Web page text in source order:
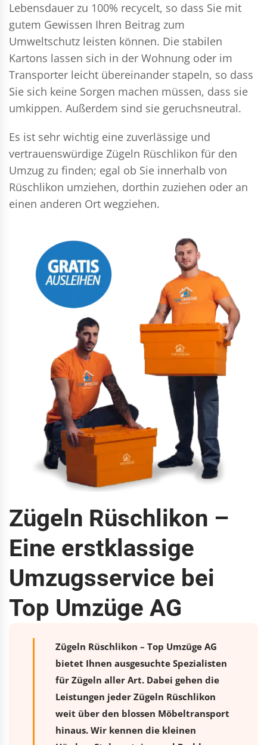
Lebensdauer zu 100% recycelt, so dass Sie mit
gutem Gewissen Ihren Beitrag zum
Umweltschutz leisten können. Die stabilen
Kartons lassen sich in der Wohnung oder im
Transporter leicht übereinander stapeln, so dass
Sie sich keine Sorgen machen müssen, dass sie
umkippen. Außerdem sind sie geruchsneutral.
Es ist sehr wichtig eine zuverlässige und
vertrauenswürdige Zügeln Rüschlikon für den
Umzug zu finden; egal ob Sie innerhalb von
Rüschlikon umziehen, dorthin zuziehen oder an
einen anderen Ort wegziehen.
Zügeln Rüschlikon –
Eine erstklassige
Umzugsservice bei
Top Umzüge AG
Zügeln Rüschlikon – Top Umzüge AG
bietet Ihnen ausgesuchte Spezialisten
für Zügeln aller Art. Dabei gehen die
Leistungen jeder Zügeln Rüschlikon
weit über den blossen Möbeltransport
hinaus. Wir kennen die kleinen